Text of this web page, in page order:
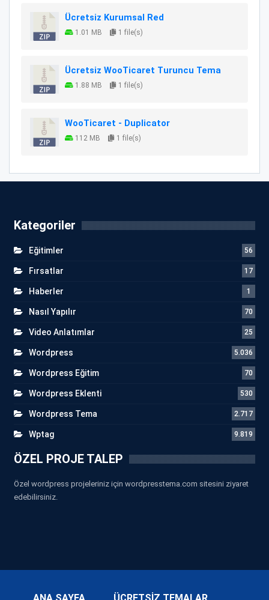
Ücretsiz Kurumsal Red
1.01 MB 1 file(s)
Ücretsiz WooTicaret Turuncu Tema
1.88 MB 1 file(s)
WooTicaret - Duplicator
112 MB 1 file(s)
Kategoriler
Eğitimler 56
Fırsatlar 17
Haberler 1
Nasıl Yapılır 70
Video Anlatımlar 25
Wordpress 5.036
Wordpress Eğitim 70
Wordpress Eklenti 530
Wordpress Tema 2.717
Wptag 9.819
ÖZEL PROJE TALEP
Özel wordpress projeleriniz için wordpresstema.com sitesini ziyaret
edebilirsiniz.